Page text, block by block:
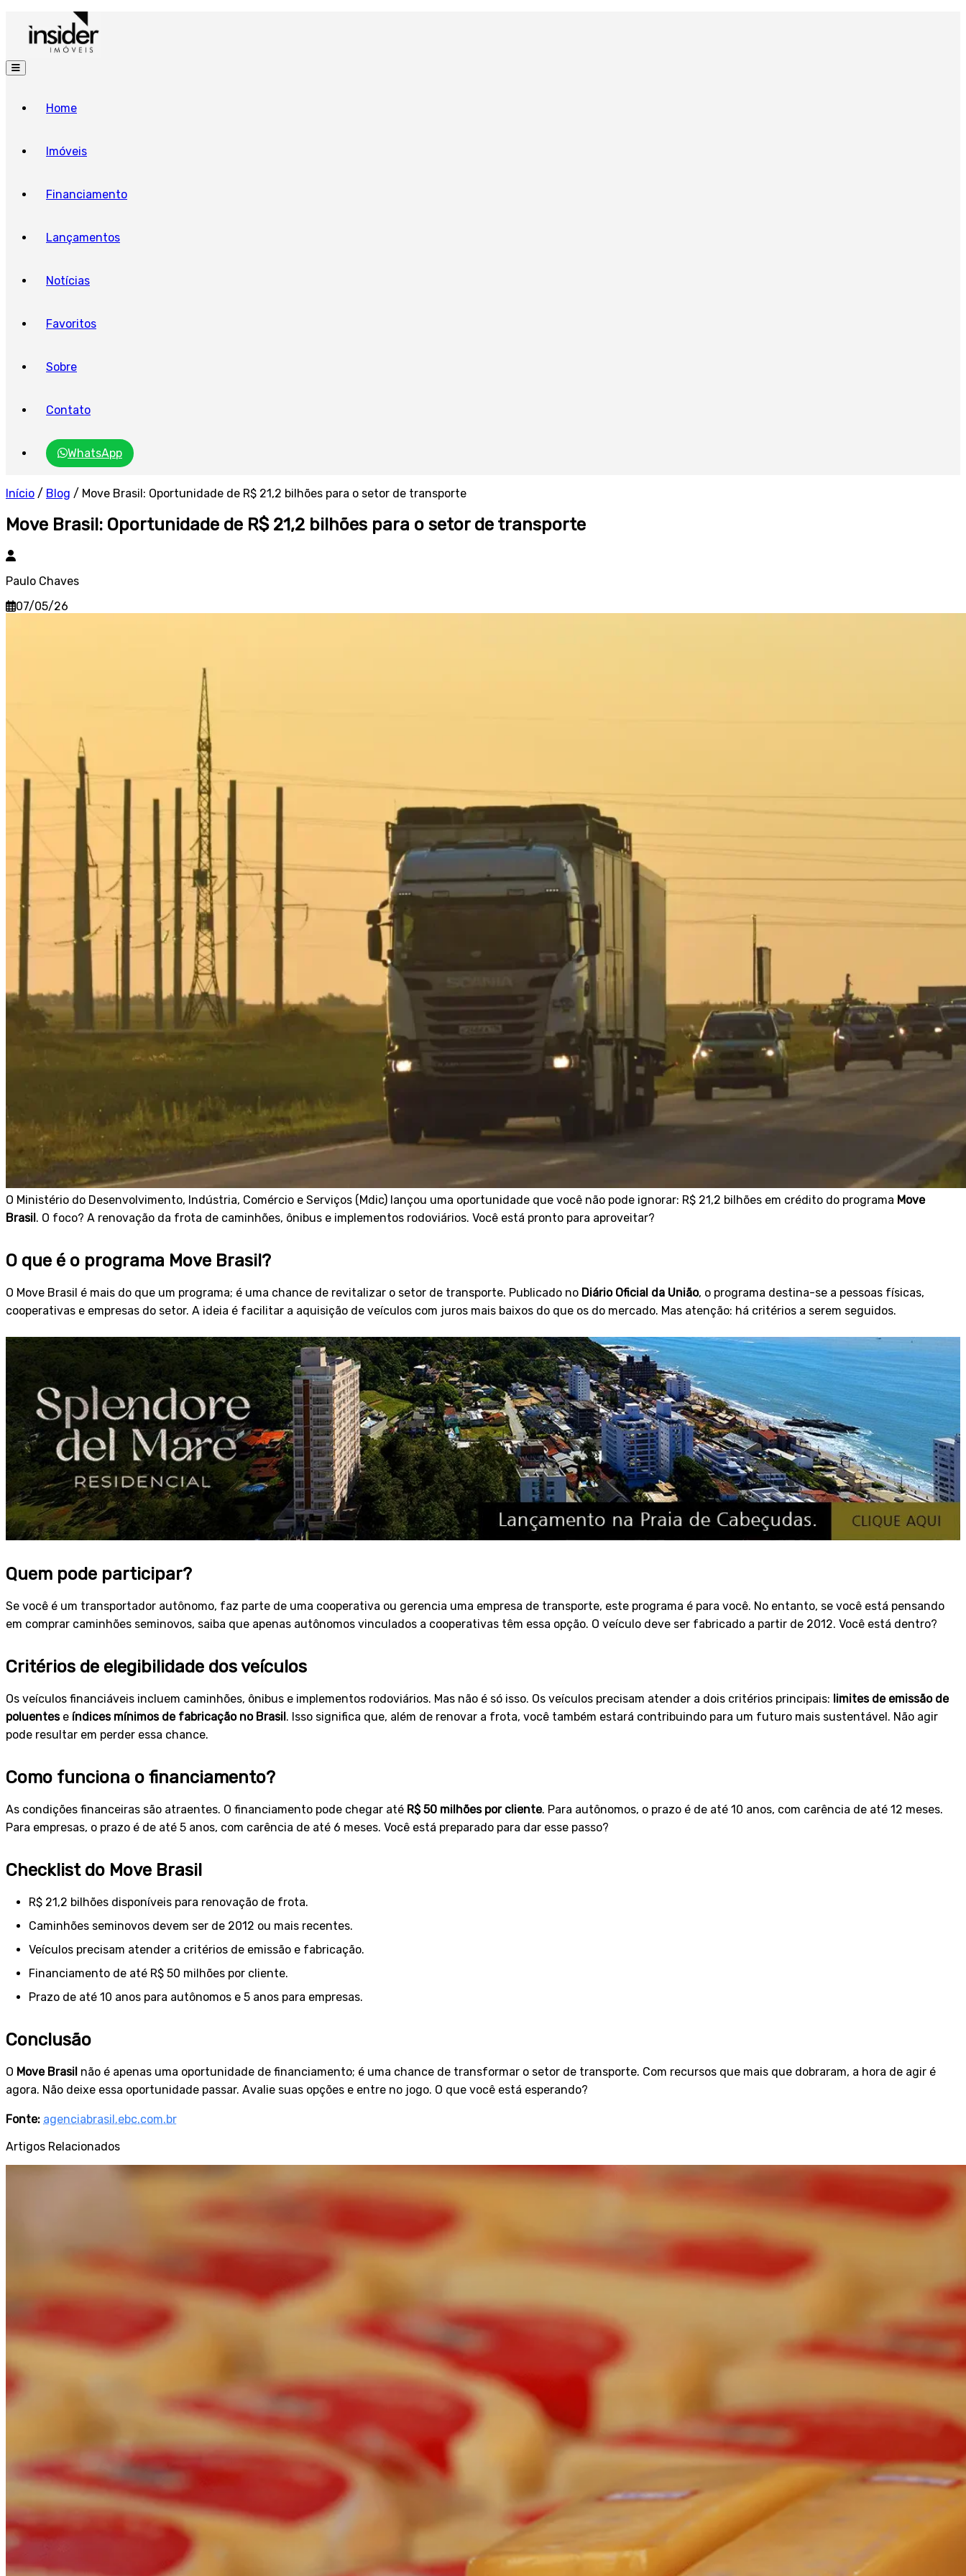
Home
Imóveis
Financiamento
Lançamentos
Notícias
Favoritos
Sobre
Contato
WhatsApp
Início / Blog / Move Brasil: Oportunidade de R$ 21,2 bilhões para o setor de transporte
Move Brasil: Oportunidade de R$ 21,2 bilhões para o setor de transporte
Paulo Chaves
07/05/26
O Ministério do Desenvolvimento, Indústria, Comércio e Serviços (Mdic) lançou uma oportunidade que você não pode ignorar: R$ 21,2 bilhões em crédito do programa Move
Brasil. O foco? A renovação da frota de caminhões, ônibus e implementos rodoviários. Você está pronto para aproveitar?
O que é o programa Move Brasil?
O Move Brasil é mais do que um programa; é uma chance de revitalizar o setor de transporte. Publicado no Diário Oficial da União, o programa destina-se a pessoas físicas,
cooperativas e empresas do setor. A ideia é facilitar a aquisição de veículos com juros mais baixos do que os do mercado. Mas atenção: há critérios a serem seguidos.
Quem pode participar?
Se você é um transportador autônomo, faz parte de uma cooperativa ou gerencia uma empresa de transporte, este programa é para você. No entanto, se você está pensando
em comprar caminhões seminovos, saiba que apenas autônomos vinculados a cooperativas têm essa opção. O veículo deve ser fabricado a partir de 2012. Você está dentro?
Critérios de elegibilidade dos veículos
Os veículos financiáveis incluem caminhões, ônibus e implementos rodoviários. Mas não é só isso. Os veículos precisam atender a dois critérios principais: limites de emissão de
poluentese índices mínimos de fabricação no Brasil. Isso significa que, além de renovar a frota, você também estará contribuindo para um futuro mais sustentável. Não agir
pode resultar em perder essa chance.
Como funciona o financiamento?
As condições financeiras são atraentes. O financiamento pode chegar até R$ 50 milhões por cliente. Para autônomos, o prazo é de até 10 anos, com carência de até 12 meses.
Para empresas, o prazo é de até 5 anos, com carência de até 6 meses. Você está preparado para dar esse passo?
Checklist do Move Brasil
R$ 21,2 bilhões disponíveis para renovação de frota.
Caminhões seminovos devem ser de 2012 ou mais recentes.
Veículos precisam atender a critérios de emissão e fabricação.
Financiamento de até R$ 50 milhões por cliente.
Prazo de até 10 anos para autônomos e 5 anos para empresas.
Conclusão
O Move Brasil não é apenas uma oportunidade de financiamento; é uma chance de transformar o setor de transporte. Com recursos que mais que dobraram, a hora de agir é
agora. Não deixe essa oportunidade passar. Avalie suas opções e entre no jogo. O que você está esperando?
Fonte: agenciabrasil.ebc.com.br
Artigos Relacionados